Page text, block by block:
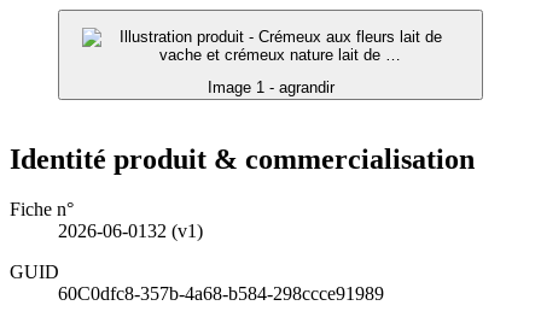
Image 1 - agrandir
Identité produit & commercialisation
Fiche n°
2026-06-0132 (v1)
GUID
60C0dfc8-357b-4a68-b584-298ccce91989